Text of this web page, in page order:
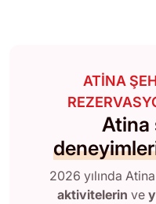
ATINA
Atina
2026 yılında
aktivitelerin ve